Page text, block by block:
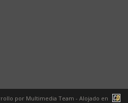
por Multimedia Team - Alojado en